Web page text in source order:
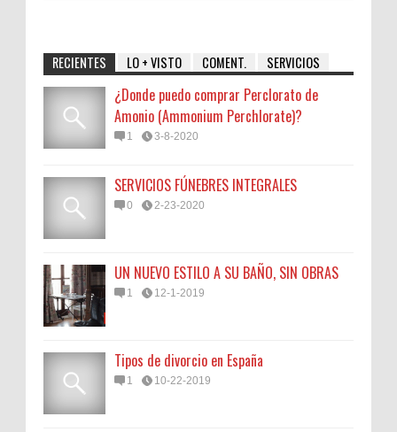
RECIENTES LO + VISTO COMENT. SERVICIOS
¿Donde puedo comprar Perclorato de
Amonio (Ammonium Perchlorate)?
1 3-8-2020
SERVICIOS FÚNEBRES INTEGRALES
0 2-23-2020
UN NUEVO ESTILO A SU BAÑO, SIN OBRAS
1 12-1-2019
Tipos de divorcio en España
1 10-22-2019